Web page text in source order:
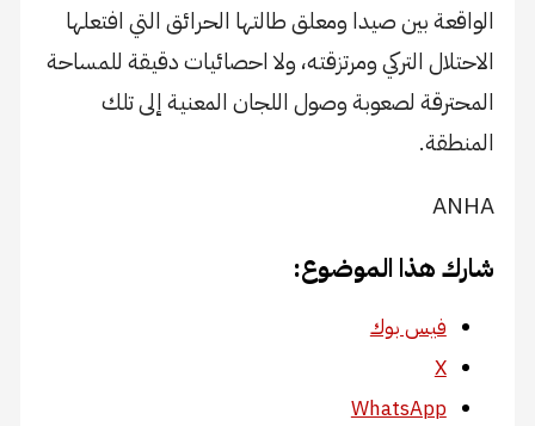
الواقعة بين صيدا ومعلق طالتها الحرائق التي افتعلها
الاحتلال التركي ومرتزقته، ولا احصائيات دقيقة للمساحة
المحترقة لصعوبة وصول اللجان المعنية إلى تلك
المنطقة.
ANHA
شارك هذا الموضوع:
فيس بوك
X
WhatsApp